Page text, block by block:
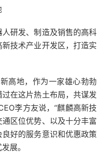
研发、制造及销售的高科
技术产业开发区，打造实
高地，作为一家雄心勃勃
在这片热土布局，共谋发
李方友说，“麒麟高新技
区位优势、以及十分丰富
好的服务意识和优惠政策
展。